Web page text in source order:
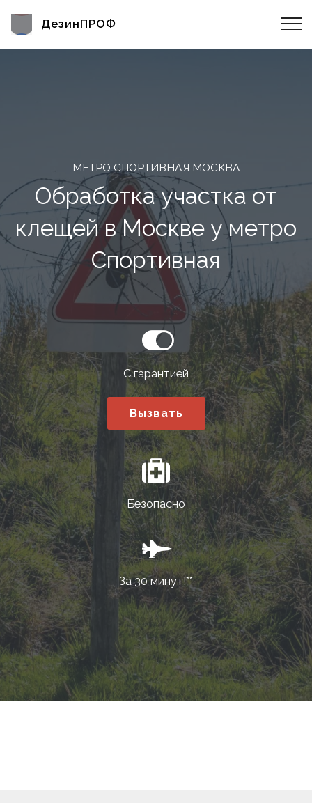
ДезинПРОФ
МЕТРО СПОРТИВНАЯ МОСКВА
Обработка участка от
клещей в Москве у метро
Спортивная
С гарантией
Вызвать
Безопасно
За 30 минут!**